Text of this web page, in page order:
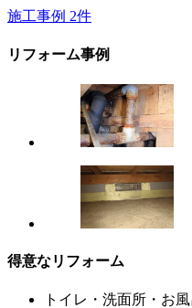
施工事例 2件
リフォーム事例
得意なリフォーム
トイレ・洗面所・お風